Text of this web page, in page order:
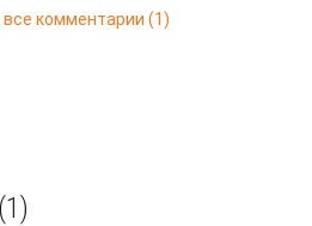
комментарии (1)
(1)